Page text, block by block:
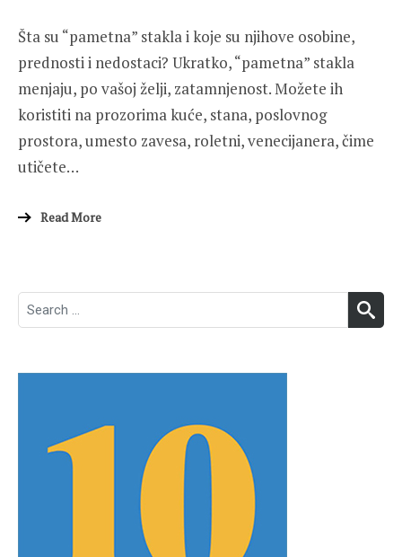
Šta su “pametna” stakla i koje su njihove osobine,
prednosti i nedostaci? Ukratko, “pametna” stakla
menjaju, po vašoj želji, zatamnjenost. Možete ih
koristiti na prozorima kuće, stana, poslovnog
prostora, umesto zavesa, roletni, venecijanera, čime
utičete…
Read More
Search
for: